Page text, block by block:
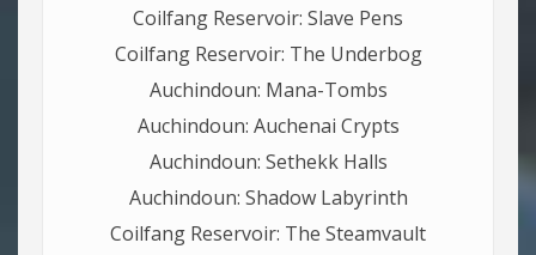
Coilfang Reservoir: Slave Pens
Coilfang Reservoir: The Underbog
Auchindoun: Mana-Tombs
Auchindoun: Auchenai Crypts
Auchindoun: Sethekk Halls
Auchindoun: Shadow Labyrinth
Coilfang Reservoir: The Steamvault